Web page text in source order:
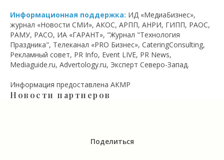
Информационная поддержка: ИД «МедиаБизнес»,
журнал «Новости СМИ», АКОС, АРПП, АНРИ, ГИПП, РАОС,
РАМУ, РАСО, ИА «ГАРАНТ», "Журнал "Технология
Праздника", Телеканал «PRO Бизнес», CateringConsulting,
Рекламный совет, PR Info, Event LIVE, PR News,
Mediaguide.ru, Advertology.ru, Эксперт Северо-Запад.
Информация предоставлена АКМР
Новости партнеров
Поделиться